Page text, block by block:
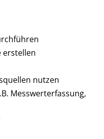
erstellen
nutzen
Messwerterfassung,